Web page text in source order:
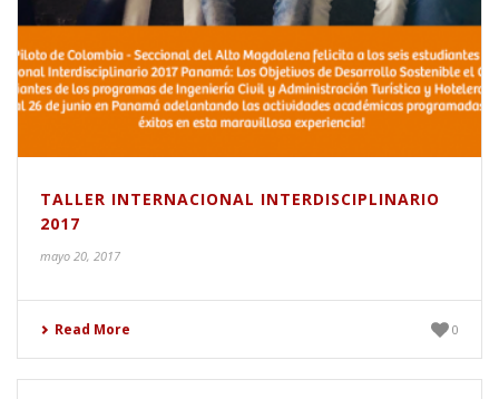
TALLER INTERNACIONAL INTERDISCIPLINARIO
2017
mayo 20, 2017
Read More 0